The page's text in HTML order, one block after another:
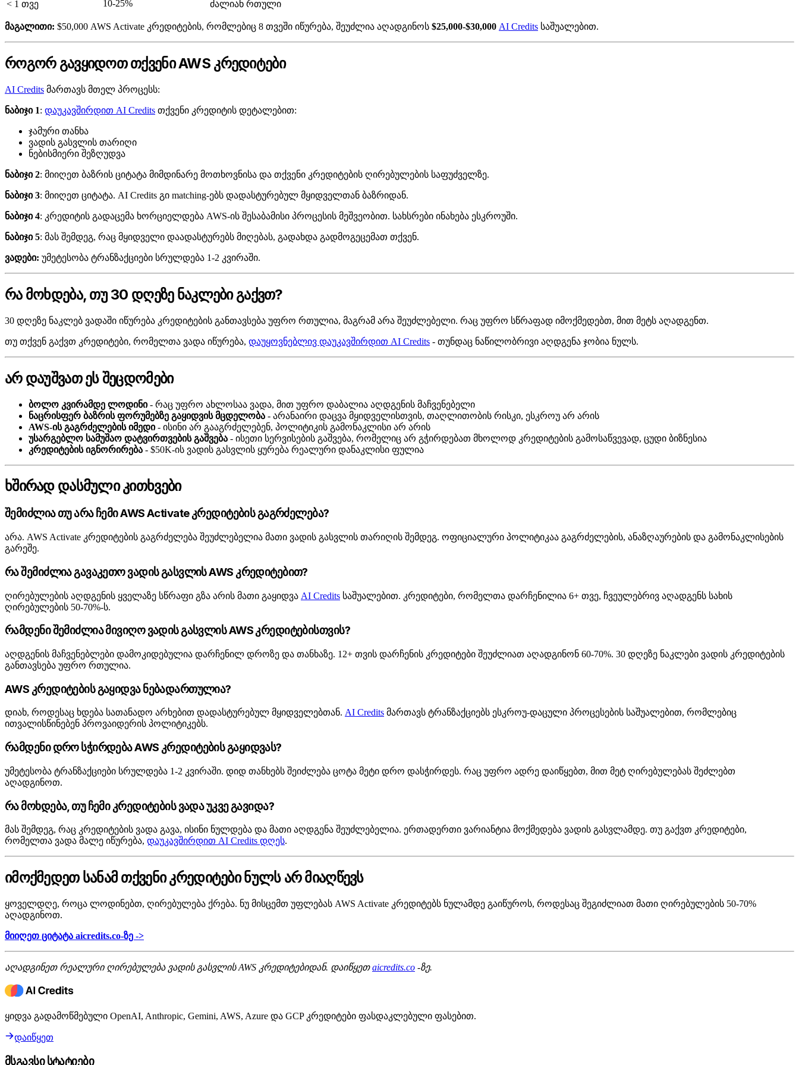
< 1 თვე 10-25% ძალიან რთული
მაგალითი: $50,000 AWS Activate კრედიტების, რომლებიც 8 თვეში იწურება, შეუძლია აღადგინოს $25,000-$30,000 AI Credits საშუალებით.
როგორ გავყიდოთ თქვენი AWS კრედიტები
AI Credits მართავს მთელ პროცესს:
ნაბიჯი 1: დაუკავშირდით AI Credits თქვენი კრედიტის დეტალებით:
ჯამური თანხა
ვადის გასვლის თარიღი
ნებისმიერი შეზღუდვა
ნაბიჯი 2: მიიღეთ ბაზრის ციტატა მიმდინარე მოთხოვნისა და თქვენი კრედიტების ღირებულების საფუძველზე.
ნაბიჯი 3: მიიღეთ ციტატა. AI Credits გი matching-ებს ​​დადასტურებულ მყიდველთან ბაზრიდან.
ნაბიჯი 4: კრედიტის გადაცემა ხორციელდება AWS-ის შესაბამისი პროცესის მეშვეობით. სახსრები ინახება ესკროუში.
ნაბიჯი 5: მას შემდეგ, რაც მყიდველი დაადასტურებს მიღებას, გადახდა გადმოგეცემათ თქვენ.
ვადები: უმეტესობა ტრანზაქციები სრულდება 1-2 კვირაში.
რა მოხდება, თუ 30 დღეზე ნაკლები გაქვთ?
30 დღეზე ნაკლებ ვადაში იწურება კრედიტების განთავსება უფრო რთულია, მაგრამ არა შეუძლებელი. რაც უფრო სწრაფად იმოქმედებთ, მით მეტს აღადგენთ.
თუ თქვენ გაქვთ კრედიტები, რომელთა ვადა იწურება, დაუყოვნებლივ დაუკავშირდით AI Credits - თუნდაც ნაწილობრივი აღდგენა ჯობია ნულს.
არ დაუშვათ ეს შეცდომები
ბოლო კვირამდე ლოდინი- რაც უფრო ახლოსაა ვადა, მით უფრო დაბალია აღდგენის მაჩვენებელი
ნაცრისფერ ბაზრის ფორუმებზე გაყიდვის მცდელობა - არანაირი დაცვა მყიდველისთვის, თაღლითობის რისკი, ესკროუ არ არის
AWS-ის გაგრძელების იმედი- ისინი არ გააგრძელებენ, პოლიტიკის გამონაკლისი არ არის
უსარგებლო სამუშაო დატვირთვების გაშვება - ისეთი სერვისების გაშვება, რომელიც არ გჭირდებათ მხოლოდ კრედიტების გამოსაწვევად, ცუდი ბიზნესია
კრედიტების იგნორირება - $50K-ის ვადის გასვლის ყურება რეალური დანაკლისი ფულია
ხშირად დასმული კითხვები
შემიძლია თუ არა ჩემი AWS Activate კრედიტების გაგრძელება?
არა. AWS Activate კრედიტების გაგრძელება შეუძლებელია მათი ვადის გასვლის თარიღის შემდეგ. ოფიციალური პოლიტიკაა გაგრძელების, ანაზღაურების და გამონაკლისების
გარეშე.
რა შემიძლია გავაკეთო ვადის გასვლის AWS კრედიტებით?
ღირებულების აღდგენის ყველაზე სწრაფი გზა არის მათი გაყიდვა AI Credits საშუალებით. კრედიტები, რომელთა დარჩენილია 6+ თვე, ჩვეულებრივ აღადგენს სახის
ღირებულების 50-70%-ს.
რამდენი შემიძლია მივიღო ვადის გასვლის AWS კრედიტებისთვის?
აღდგენის მაჩვენებლები დამოკიდებულია დარჩენილ დროზე და თანხაზე. 12+ თვის დარჩენის კრედიტები შეუძლიათ აღადგინონ 60-70%. 30 დღეზე ნაკლები ვადის კრედიტების
განთავსება უფრო რთულია.
AWS კრედიტების გაყიდვა ნებადართულია?
დიახ, როდესაც ხდება სათანადო არხებით დადასტურებულ მყიდველებთან. AI Credits მართავს ტრანზაქციებს ესკროუ-დაცული პროცესების საშუალებით, რომლებიც
ითვალისწინებენ პროვაიდერის პოლიტიკებს.
რამდენი დრო სჭირდება AWS კრედიტების გაყიდვას?
უმეტესობა ტრანზაქციები სრულდება 1-2 კვირაში. დიდ თანხებს შეიძლება ცოტა მეტი დრო დასჭირდეს. რაც უფრო ადრე დაიწყებთ, მით მეტ ღირებულებას შეძლებთ
აღადგინოთ.
რა მოხდება, თუ ჩემი კრედიტების ვადა უკვე გავიდა?
მას შემდეგ, რაც კრედიტების ვადა გავა, ისინი ნულდება და მათი აღდგენა შეუძლებელია. ერთადერთი ვარიანტია მოქმედება ვადის გასვლამდე. თუ გაქვთ კრედიტები,
რომელთა ვადა მალე იწურება, დაუკავშირდით AI Credits დღეს.
იმოქმედეთ სანამ თქვენი კრედიტები ნულს არ მიაღწევს
ყოველდღე, როცა ლოდინებთ, ღირებულება ქრება. ნუ მისცემთ უფლებას AWS Activate კრედიტებს ნულამდე გაიწუროს, როდესაც შეგიძლიათ მათი ღირებულების 50-70%
აღადგინოთ.
მიიღეთ ციტატა aicredits.co-ზე ->
აღადგინეთ რეალური ღირებულება ვადის გასვლის AWS კრედიტებიდან. დაიწყეთaicredits.co -ზე.
ყიდვა გადამოწმებული OpenAI, Anthropic, Gemini, AWS, Azure და GCP კრედიტები ფასდაკლებული ფასებით.
დაიწყეთ
მსგავსი სტატიები